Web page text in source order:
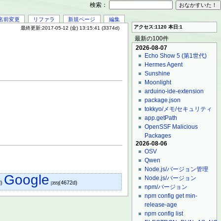
前変更 リファラ 新規ページ 編集
最終更新:2017-05-12 (金) 13:15:41 (3374d)
Google [355](4672d)
アクセス:1120 本日:1
最新の100件
2026-08-07
Echo Show 5 (第1世代)
Hermes Agent
Sunshine
Moonlight
arduino-ide-extension
package.json
tokkyo/メモ/セキュリティ
app.getPath
OpenSSF Malicious
Packages
2026-08-06
OSV
Qwen
Node.js/バージョン管理
Node.js/バージョン
npm/バージョン
npm config get min-
release-age
npm config list
検索：